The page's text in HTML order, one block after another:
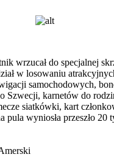
wrzucał do specjalnej
w losowaniu
samochodowych,
Szwecji, karnetów do
siatkówki, kart
pula wyniosła przeszło 20